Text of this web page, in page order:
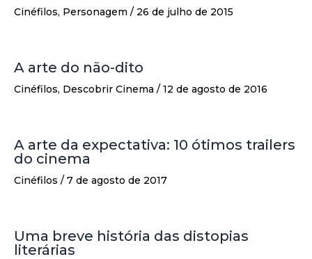
Cinéfilos, Personagem / 26 de julho de 2015
A arte do não-dito
Cinéfilos, Descobrir Cinema / 12 de agosto de 2016
A arte da expectativa: 10 ótimos trailers
do cinema
Cinéfilos / 7 de agosto de 2017
Uma breve história das distopias
literárias